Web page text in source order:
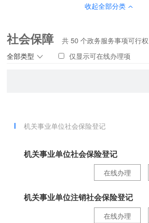
收起全部分类
社会保障
全部类型
共50 个政务服务事项可行权
仅显示可在线办理项
机关事业单位社会保险登记
机关事业单位社会保险登记
在线办理
机关事业单位注销社会保险登记
在线办理